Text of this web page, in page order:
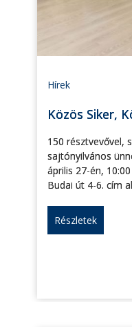
Hírek
Közös Siker,
150 résztvevővel,
sajtónyilvános
április 27-én,
Budai út 4-6. cím
Részletek